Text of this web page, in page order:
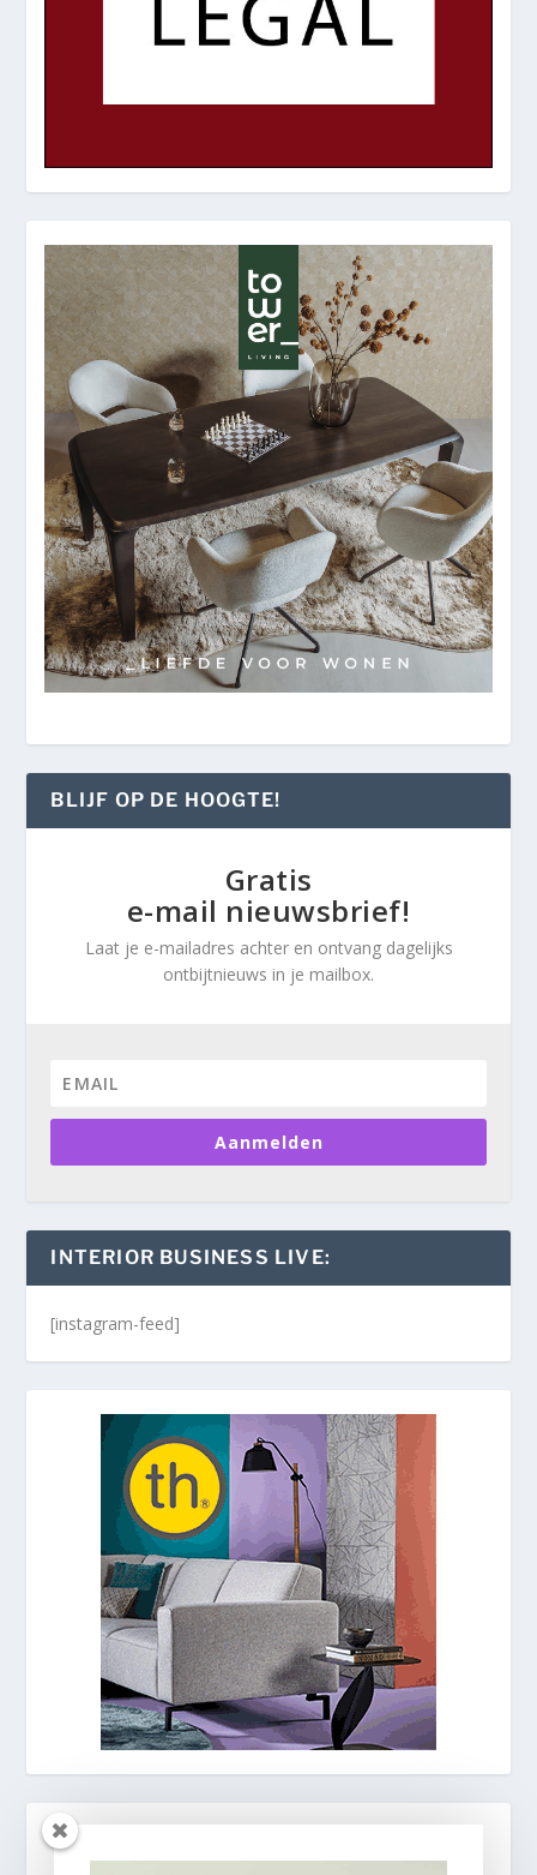
BLIJF OP DE HOOGTE!
Gratis
e-mail nieuwsbrief!
Laat je e-mailadres achter en ontvang dagelijks
ontbijtnieuws in je mailbox.
Aanmelden
INTERIOR BUSINESS LIVE:
[instagram-feed]